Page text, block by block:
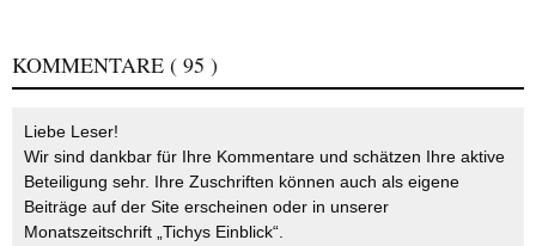
KOMMENTARE ( 95 )
Liebe Leser!
Wir sind dankbar für Ihre Kommentare und schätzen Ihre aktive
Beteiligung sehr. Ihre Zuschriften können auch als eigene
Beiträge auf der Site erscheinen oder in unserer
Monatszeitschrift „Tichys Einblick“.